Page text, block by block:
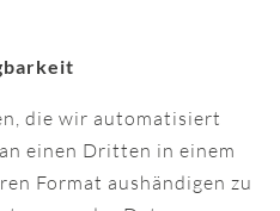
die wir automatisiert
einen Dritten in einem
Format aushändigen zu